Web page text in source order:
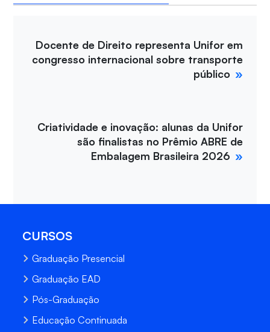
Docente de Direito representa Unifor em
congresso internacional sobre transporte
público
Criatividade e inovação: alunas da Unifor
são finalistas no Prêmio ABRE de
Embalagem Brasileira 2026
CURSOS
Graduação Presencial
Graduação EAD
Pós-Graduação
Educação Continuada